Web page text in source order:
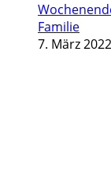
Familie
7. März 2022